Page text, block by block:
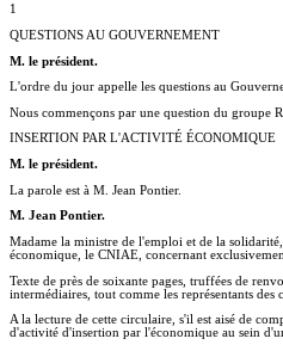
1
QUESTIONS AU GOUVERNEMENT
M. le président.
L'ordre du jour appelle les questions au
Nous commençons par une question du groupe
INSERTION PAR L'ACTIVITÉ ÉCONOMIQUE
M. le président.
La parole est à M. Jean Pontier.
M. Jean Pontier.
Madame la ministre de l'emploi et de la
économique, le CNIAE, concernant
Texte de près de soixante pages, truffées de
intermédiaires, tout comme les représentants des
A la lecture de cette circulaire, s'il est aisé de
d'activité d'insertion par l'économique au sein